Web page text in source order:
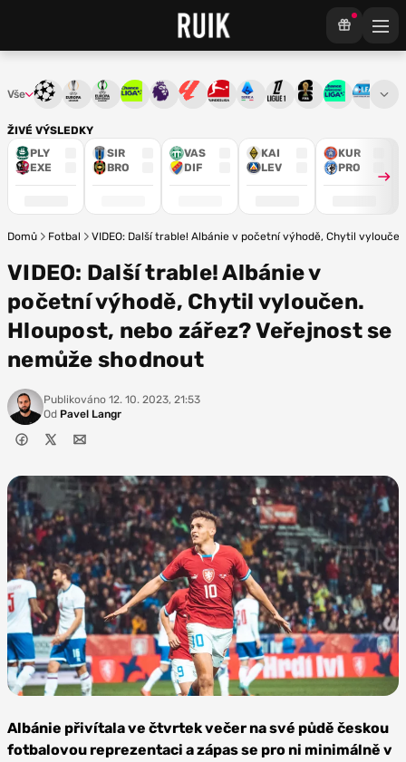
ŽIVÉ VÝSLEDKY
PLY
EXE
SIR
BRO
VAS
DIF
KAI
LEV
KUR
PRO
Vše Liga mistrůEvropská liga
Konferenční liga
Chance ligaPremier League
La LigaBundesliga
Serie ALigue 1Mistrovství světa
Chance3. ČFL
Domů Fotbal VIDEO: Další trable! Albánie v početní výhodě, Chytil
VIDEO: Další trable! Albánie v
početní výhodě, Chytil vyloučen.
Hloupost, nebo zářez? Veřejnost se
nemůže shodnout
Publikováno 12. 10. 2023, 21:53
Od Pavel Langr
Sigma
Olomouc
Albánie přivítala ve čtvrtek večer na své půdě českou
fotbalovou reprezentaci a zápas se pro ni minimálně v